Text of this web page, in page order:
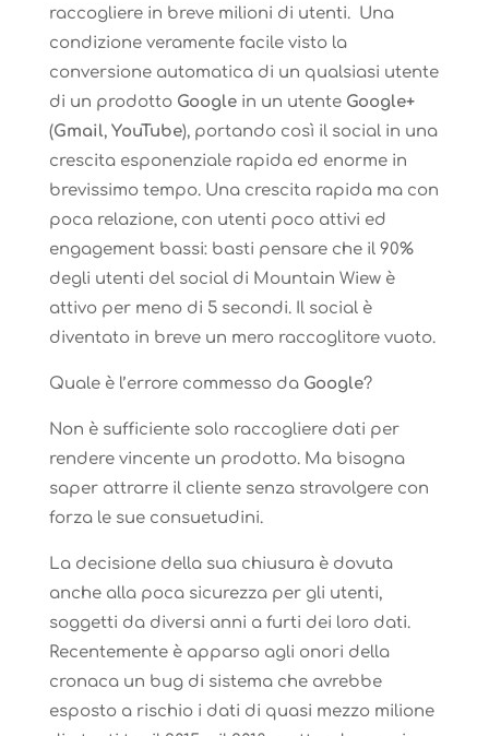
raccogliere in breve milioni di utenti. Una
condizione veramente facile visto la
conversione automatica di un qualsiasi utente
di un prodotto Google in un utente Google+
(Gmail, YouTube), portando così il social in una
crescita esponenziale rapida ed enorme in
brevissimo tempo. Una crescita rapida ma con
poca relazione, con utenti poco attivi ed
engagement bassi: basti pensare che il 90%
degli utenti del social di Mountain Wiew è
attivo per meno di 5 secondi. Il social è
diventato in breve un mero raccoglitore vuoto.
Quale è l’errore commesso da Google?
Non è sufficiente solo raccogliere dati per
rendere vincente un prodotto. Ma bisogna
saper attrarre il cliente senza stravolgere con
forza le sue consuetudini.
La decisione della sua chiusura è dovuta
anche alla poca sicurezza per gli utenti,
soggetti da diversi anni a furti dei loro dati.
Recentemente è apparso agli onori della
cronaca un bug di sistema che avrebbe
esposto a rischio i dati di quasi mezzo milione